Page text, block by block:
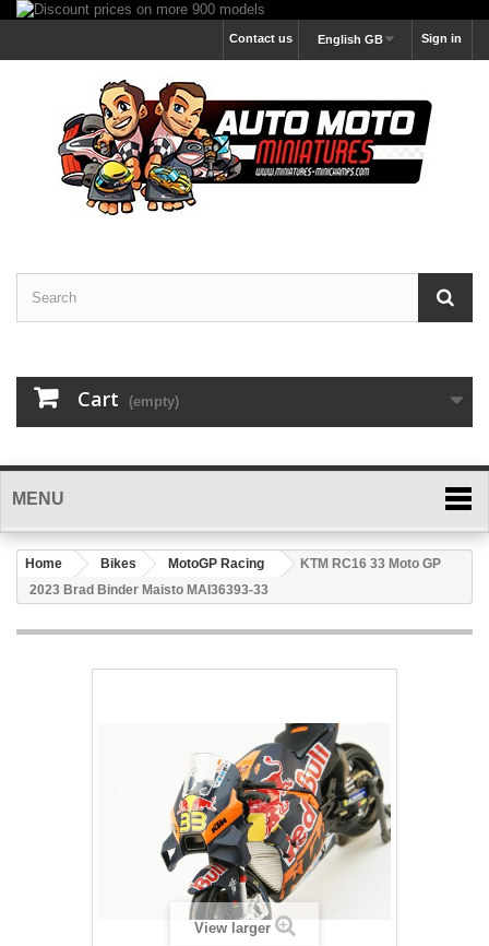
Sign in
English GB
Contact us
Cart (empty)
MENU
Home Bikes MotoGP Racing
KTM RC16 33 Moto GP
2023 Brad Binder Maisto MAI36393-33
View larger